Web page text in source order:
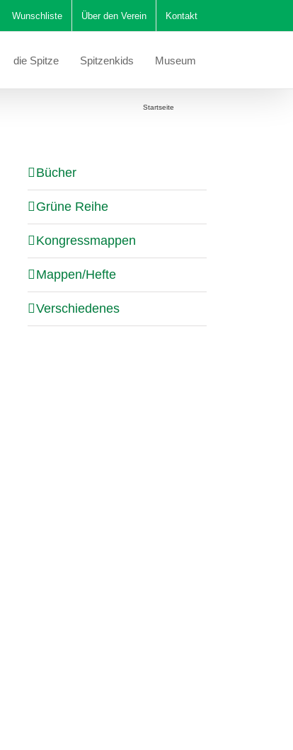
Wunschliste Über den Verein Kontakt
die Spitze Spitzenkids Museum
Startseite
Bücher
Grüne Reihe
Kongressmappen
Mappen/Hefte
Verschiedenes